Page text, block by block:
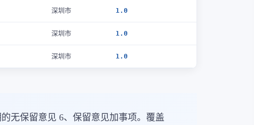
深圳市 1.0
深圳市 1.0
深圳市 1.0
无保留意见 6、保留意见加事项。覆盖